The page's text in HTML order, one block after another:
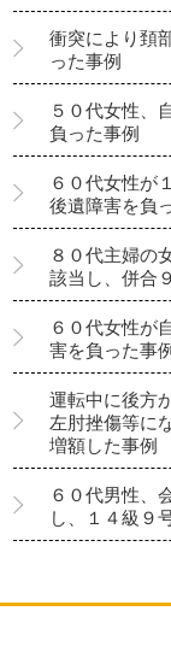
衝突により頚
った事例
５０代女性、
負った事例
６０代女性が
後遺障害を負
８０代主婦の
該当し、併合
６０代女性が
害を負った事
運転中に後方
左肘挫傷等に
増額した事例
６０代男性、
し、１４級９